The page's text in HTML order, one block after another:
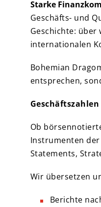
Starke
Geschäfts- und
Geschichte:
internationalen
Bohemian
entsprechen,
Ob
Instrumenten
Statements,
Wir übersetzen
Berichte